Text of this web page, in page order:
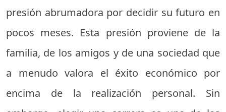
presión abrumadora por decidir su futuro en
pocos meses. Esta presión proviene de la
familia, de los amigos y de una sociedad que
a menudo valora el éxito económico por
encima de la realización personal. Sin